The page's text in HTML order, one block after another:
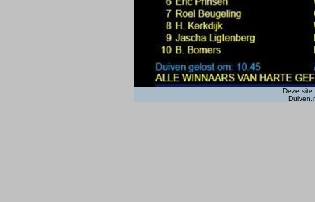
Deze site